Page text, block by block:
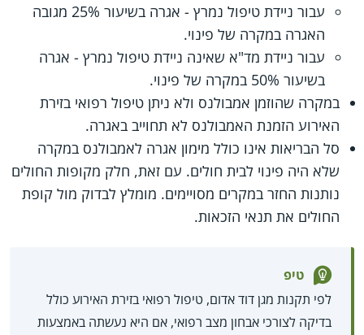
עבור ניידת טיפול נמרץ - אגרה בשיעור 25% מגובה
האגרה במקרה של פינוי.
עבור ניידת מד"א שאינה ניידת טיפול נמרץ - אגרה
בשיעור 50% במקרה של פינוי.
במקרה שהוזמן אמבולנס ולא ניתן טיפול רפואי בזירת
האירוע הזמנת האמבולנס לא תחוייב באגרה.
סל הבריאות אינו כולל מימון אגרה לאמבולנס במקרה
שלא היה פינוי לבית חולים. עם זאת, חלק מקופות החולים
נותנות החזר במקרים מסויימים. מומלץ לבדוק מול קופת
החולים את תנאי הזכאות.
טיפ
לפי תקנות מגן דוד אדום, טיפול רפואי בזירת האירוע כולל
בדיקה לצורכי אבחון מצב רפואי, אם היא נעשתה באמצעות